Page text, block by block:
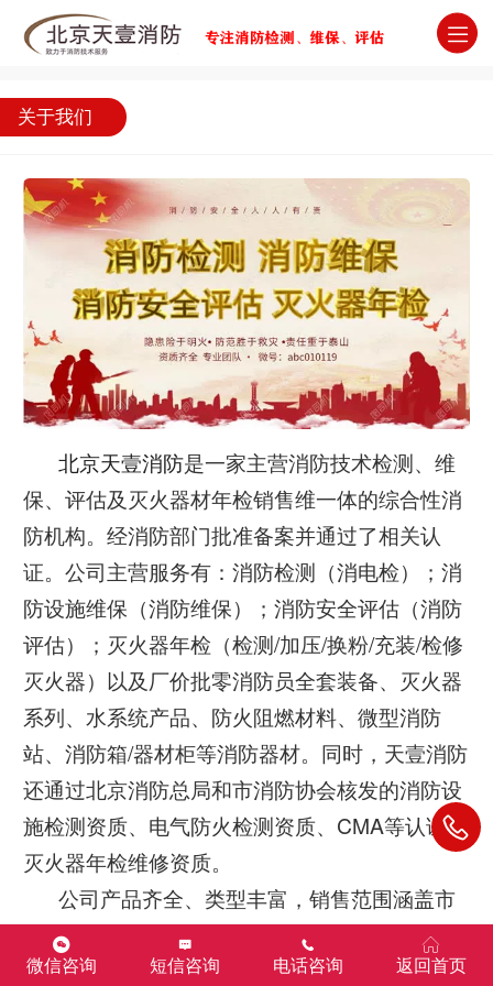
北京消防检测维保评估灭火器年检公司
关于我们
北京天壹消防是一家主营消防技术检测、维
保、评估及灭火器材年检销售维一体的综合性消
防机构。经消防部门批准备案并通过了相关认
证。公司主营服务有：消防检测（消电检）；消
防设施维保（消防维保）；消防安全评估（消防
评估）；灭火器年检（检测/加压/换粉/充装/检修
灭火器）以及厂价批零消防员全套装备、灭火器
系列、水系统产品、防火阻燃材料、微型消防
站、消防箱/器材柜等消防器材。同时，天壹消防
还通过北京消防总局和市消防协会核发的消防设
施检测资质、电气防火检测资质、CMA等认证及
灭火器年检维修资质。
公司产品齐全、类型丰富，销售范围涵盖市
场上九成的消防类产品，产品质量好，工艺精
良。产品均通过消防产品检验及3C认证，确保产
微信咨询 短信咨询 电话咨询 返回首页